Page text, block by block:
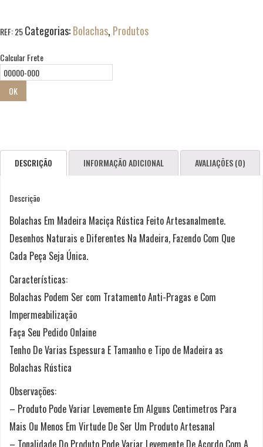
REF:25Categorias:Bolachas, Produtos
Calcular Frete
OK
DESCRIÇÃO INFORMAÇÃO ADICIONAL AVALIAÇÕES (0)
Descrição
Bolachas Em Madeira Maciça Rústica Feito Artesanalmente.
Desenhos Naturais e Diferentes Na Madeira, Fazendo Com Que
Cada Peça Seja Única.
Características:
Bolachas Podem Ser com Tratamento Anti-Pragas e Com
Impermeabilização
Faça Seu Pedido Onlaine
Tenho De Varias Espessura E Tamanho e Tipo de Madeira as
Bolachas Rústica
Observações:
– Produto Pode Variar Levemente Em Alguns Centimetros Para
Mais Ou Menos Em Virtude De Ser Um Produto Artesanal
– Tonalidade Do Produto Pode Variar Levemente De Acordo Com A